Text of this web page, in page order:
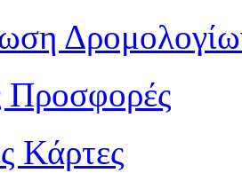
Προσφορές
Κάρτες